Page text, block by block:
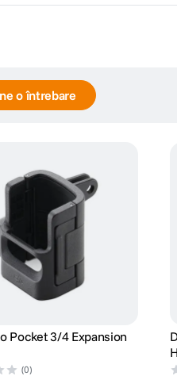
o întrebare
Pocket 3/4 Expansion
(0)